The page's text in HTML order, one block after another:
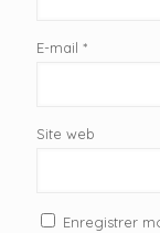
E-mail *
Site web
Enregistrer